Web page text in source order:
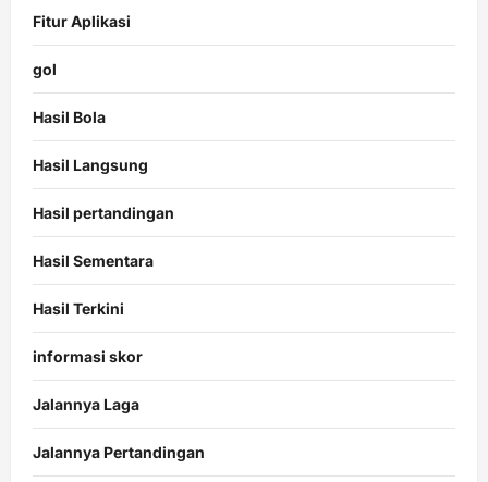
Fitur Aplikasi
gol
Hasil Bola
Hasil Langsung
Hasil pertandingan
Hasil Sementara
Hasil Terkini
informasi skor
Jalannya Laga
Jalannya Pertandingan